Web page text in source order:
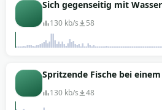
Sich gegenseitig mit
130 kb/s 58
Spritzende Fische bei
130 kb/s 48